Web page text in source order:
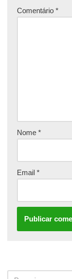
Comentário *
Nome *
Email *